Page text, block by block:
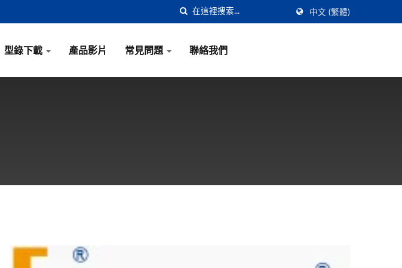
中文 (繁體)
型錄下載 產品影片 常見問題 聯絡我們